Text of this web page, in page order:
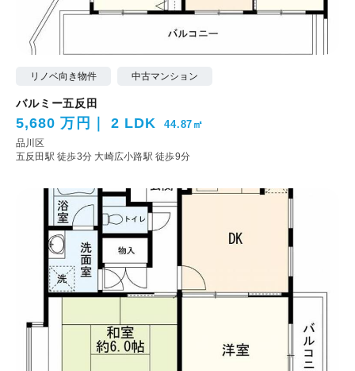
リノベ向き物件 中古マンション
バルミー五反田
5,680 万円 2 LDK 44.87㎡
品川区
五反田駅 徒歩3分 大崎広小路駅 徒歩9分